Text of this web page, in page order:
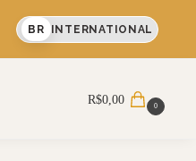
BR INTERNATIONAL
R$0,00 0